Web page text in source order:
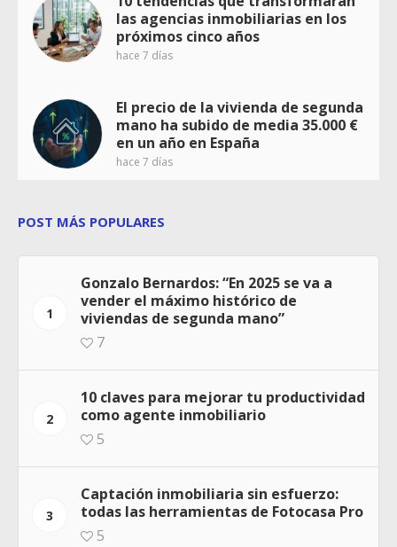
las agencias inmobiliarias en los
próximos cinco años
hace 7 días
El precio de la vivienda de segunda
mano ha subido de media 35.000 €
en un año en España
hace 7 días
POST MÁS POPULARES
1
Gonzalo Bernardos: “En 2025 se va a
vender el máximo histórico de
viviendas de segunda mano”
7
2
10 claves para mejorar tu productividad
como agente inmobiliario
5
3
Captación inmobiliaria sin esfuerzo:
todas las herramientas de Fotocasa Pro
5